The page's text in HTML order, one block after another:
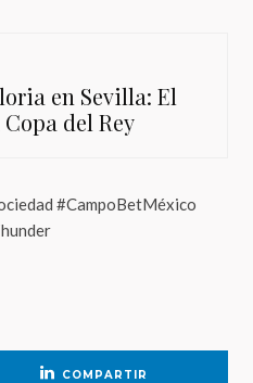
en Sevilla: El
del Rey
#CampoBetMéxico
COMPARTIR